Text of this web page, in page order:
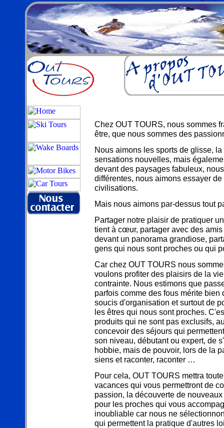
Chez OUT TOURS, nous sommes
être, que nous sommes des
Nous aimons les sports de glisse,
sensations nouvelles, mais
devant des paysages fabuleux,
différentes, nous aimons essayer
civilisations.
Mais nous aimons par-dessus tout
Partager notre plaisir de pratiquer
tient à cœur, partager avec des
devant un panorama grandiose,
gens qui nous sont proches ou qui
Car chez OUT TOURS nous
voulons profiter des plaisirs de la
contrainte. Nous estimons que
parfois comme des fous mérite
soucis d'organisation et surtout de
les êtres qui nous sont proches.
produits qui ne sont pas exclusifs,
concevoir des séjours qui
son niveau, débutant ou expert, de
hobbie, mais de pouvoir, lors de la
siens et raconter, raconter …
Pour cela, OUT TOURS mettra
vacances qui vous permettront de
passion, la découverte de
pour les proches qui vous
inoubliable car nous ne
qui permettent la pratique d'autres